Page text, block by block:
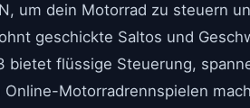
um dein Motorrad zu steuern
geschickte Saltos und
bietet flüssige Steuerung,
Online-Motorradrennspielen